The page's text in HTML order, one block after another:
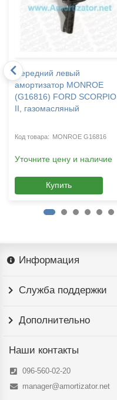
Передний левый
амортизатор MONROE
(G16816) FORD SCORPIO
II, газомасляный
MONROE G16816
Уточните цену и наличие
Купить
Информация
Служба поддержки
Дополнительно
Наши контакты
096-560-02-20
manager@amortizator.net